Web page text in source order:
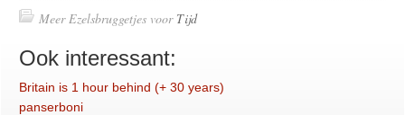
Meer Ezelsbruggetjes voor Tijd
Ook interessant:
Britain is 1 hour behind (+ 30 years)
panserboni